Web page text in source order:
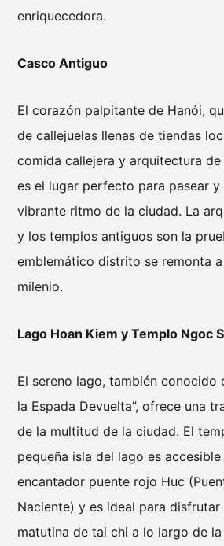
enriquecedora.
Casco Antiguo
El corazón palpitante de Hanói,
de callejuelas llenas de tiendas
comida callejera y arquitectura
es el lugar perfecto para pasear y
vibrante ritmo de la ciudad. La
y los templos antiguos son la
emblemático distrito se remonta
milenio.
Lago Hoan Kiem y Templo Ngoc
El sereno lago, también conocido
la Espada Devuelta”, ofrece una
de la multitud de la ciudad. El
pequeña isla del lago es
encantador puente rojo Huc
Naciente) y es ideal para disfrutar
matutina de tai chi a lo largo de